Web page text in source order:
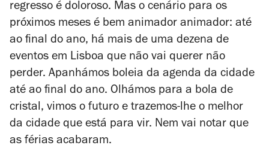
regresso é doloroso. Mas o cenário para os
próximos meses é bem animador animador: até
ao final do ano, há mais de uma dezena de
eventos em Lisboa que não vai querer não
perder. Apanhámos boleia da agenda da cidade
até ao final do ano. Olhámos para a bola de
cristal, vimos o futuro e trazemos-lhe o melhor
da cidade que está para vir. Nem vai notar que
as férias acabaram.